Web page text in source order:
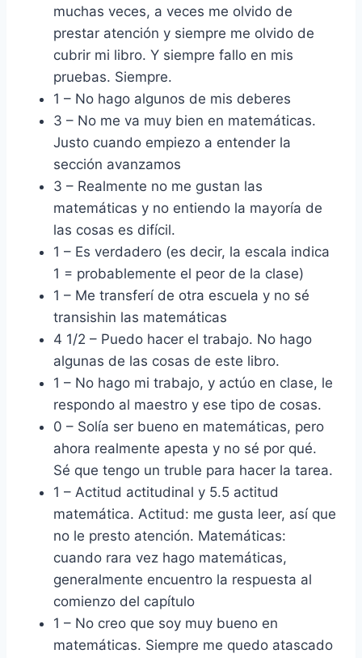
muchas veces, a veces me olvido de
prestar atención y siempre me olvido de
cubrir mi libro. Y siempre fallo en mis
pruebas. Siempre.
1 – No hago algunos de mis deberes
3 – No me va muy bien en matemáticas.
Justo cuando empiezo a entender la
sección avanzamos
3 – Realmente no me gustan las
matemáticas y no entiendo la mayoría de
las cosas es difícil.
1 – Es verdadero (es decir, la escala indica
1 = probablemente el peor de la clase)
1 – Me transferí de otra escuela y no sé
transishin las matemáticas
4 1/2 – Puedo hacer el trabajo. No hago
algunas de las cosas de este libro.
1 – No hago mi trabajo, y actúo en clase, le
respondo al maestro y ese tipo de cosas.
0 – Solía ​​ser bueno en matemáticas, pero
ahora realmente apesta y no sé por qué.
Sé que tengo un truble para hacer la tarea.
1 – Actitud actitudinal y 5.5 actitud
matemática. Actitud: me gusta leer, así que
no le presto atención. Matemáticas:
cuando rara vez hago matemáticas,
generalmente encuentro la respuesta al
comienzo del capítulo
1 – No creo que soy muy bueno en
matemáticas. Siempre me quedo atascado